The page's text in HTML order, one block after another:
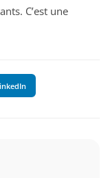
C’est une